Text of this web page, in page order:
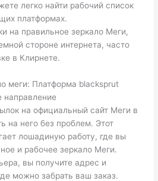
легко найти рабочий список
платформах.
на правильное зеркало Меги,
стороне интернета, часто
в Клирнете.
меги: Платформа blacksprut
направление
на официальный сайт Меги в
на него без проблем. Этот
лошадиную работу, где вы
и рабочее зеркало Меги.
вы получите адрес и
можно забрать ваш заказ.